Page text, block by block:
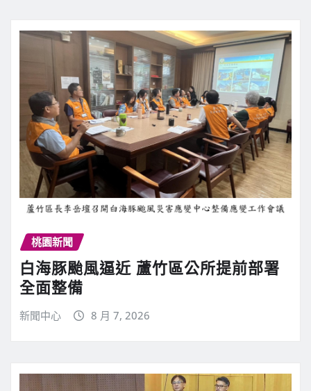
桃園新聞
白海豚颱風逼近 蘆竹區公所提前部署
全面整備
新聞中心 8 月 7, 2026